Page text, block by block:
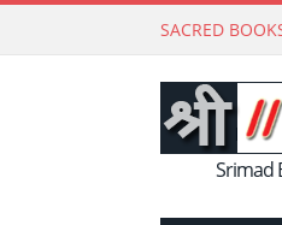
SACRED
Srimad